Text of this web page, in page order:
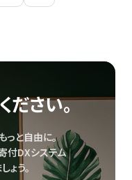
ださい。
っと自由に。
付DXシステム
ょう。